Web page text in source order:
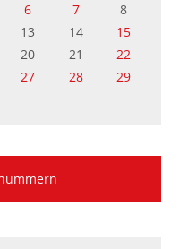
6 7
8
13 14
15
20 21
22
27 28
29